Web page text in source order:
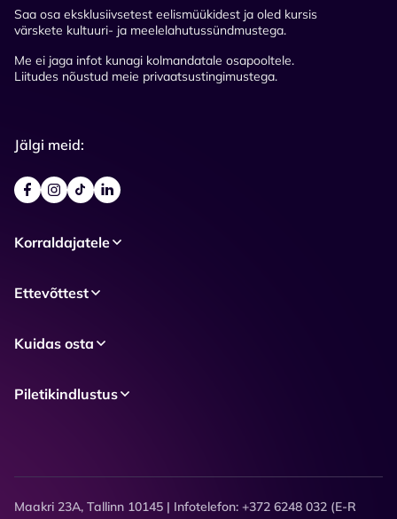
Saa osa eksklusiivsetest eelismüükidest ja oled kursis
värskete kultuuri- ja meelelahutussündmustega.
Me ei jaga infot kunagi kolmandatale osapooltele.
Liitudes nõustud meie privaatsustingimustega.
Jälgi meid:
Korraldajatele
Ettevõttest
Kuidas osta
Piletikindlustus
Maakri 23A, Tallinn 10145 | Infotelefon: +372 6248 032 (E-R